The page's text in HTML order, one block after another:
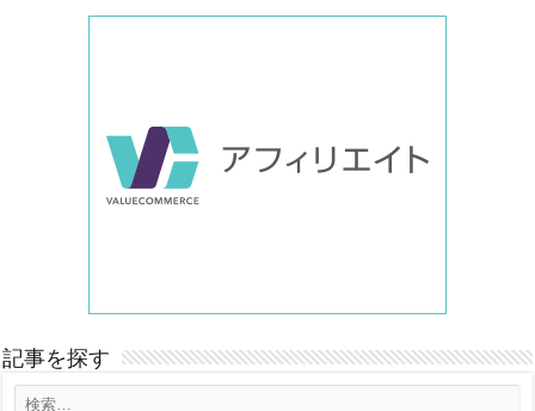
記事を探す